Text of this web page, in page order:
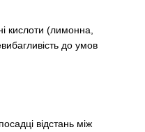
кислоти (лимонна,
до умов
відстань між